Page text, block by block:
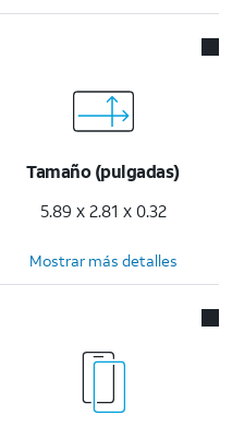
Tamaño (pulgadas)
5.89 x 2.81 x 0.32
Mostrar más detalles